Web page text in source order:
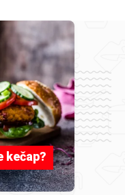
kečap?